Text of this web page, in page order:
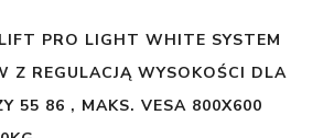
PRO LIGHT WHITE SYSTEM
Z REGULACJĄ WYSOKOŚCI DLA
55 86 , MAKS. VESA 800X600